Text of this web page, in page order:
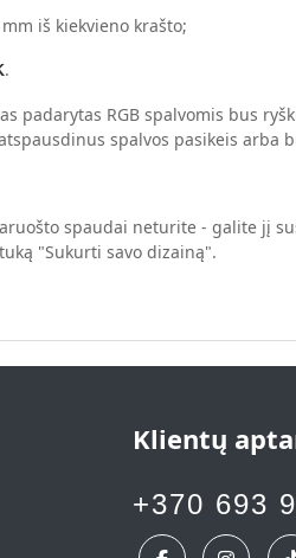
iš kiekvieno krašto;
.
padarytas RGB spalvomis bus
spalvos pasikeis arba
spaudai neturite - galite jį
"Sukurti savo dizainą".
Klientų
+370 693